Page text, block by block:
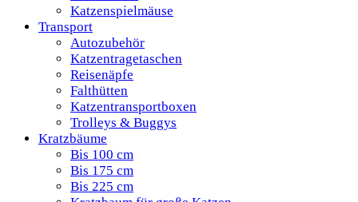
Katzenspielmäuse
Transport
Autozubehör
Katzentragetaschen
Reisenäpfe
Falthütten
Katzentransportboxen
Trolleys & Buggys
Kratzbäume
Bis 100 cm
Bis 175 cm
Bis 225 cm